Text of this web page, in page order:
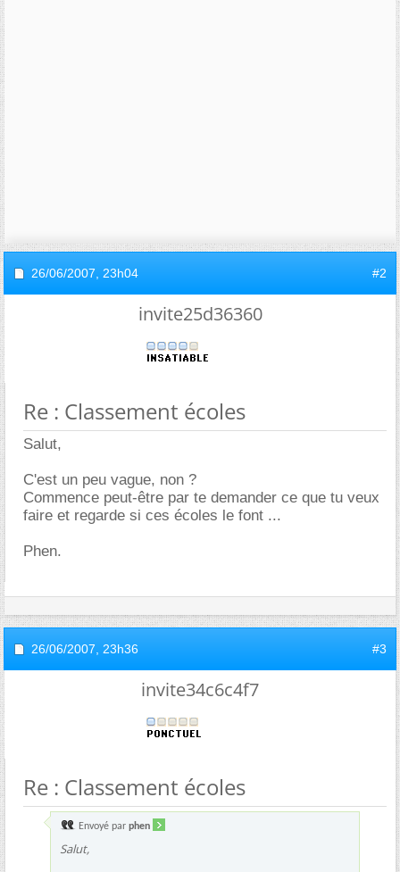
26/06/2007, 23h04 #2
invite25d36360
Re : Classement écoles
Salut,
C'est un peu vague, non ?
Commence peut-être par te demander ce que tu veux
faire et regarde si ces écoles le font ...
Phen.
26/06/2007, 23h36 #3
invite34c6c4f7
Re : Classement écoles
Envoyé par phen
Salut,